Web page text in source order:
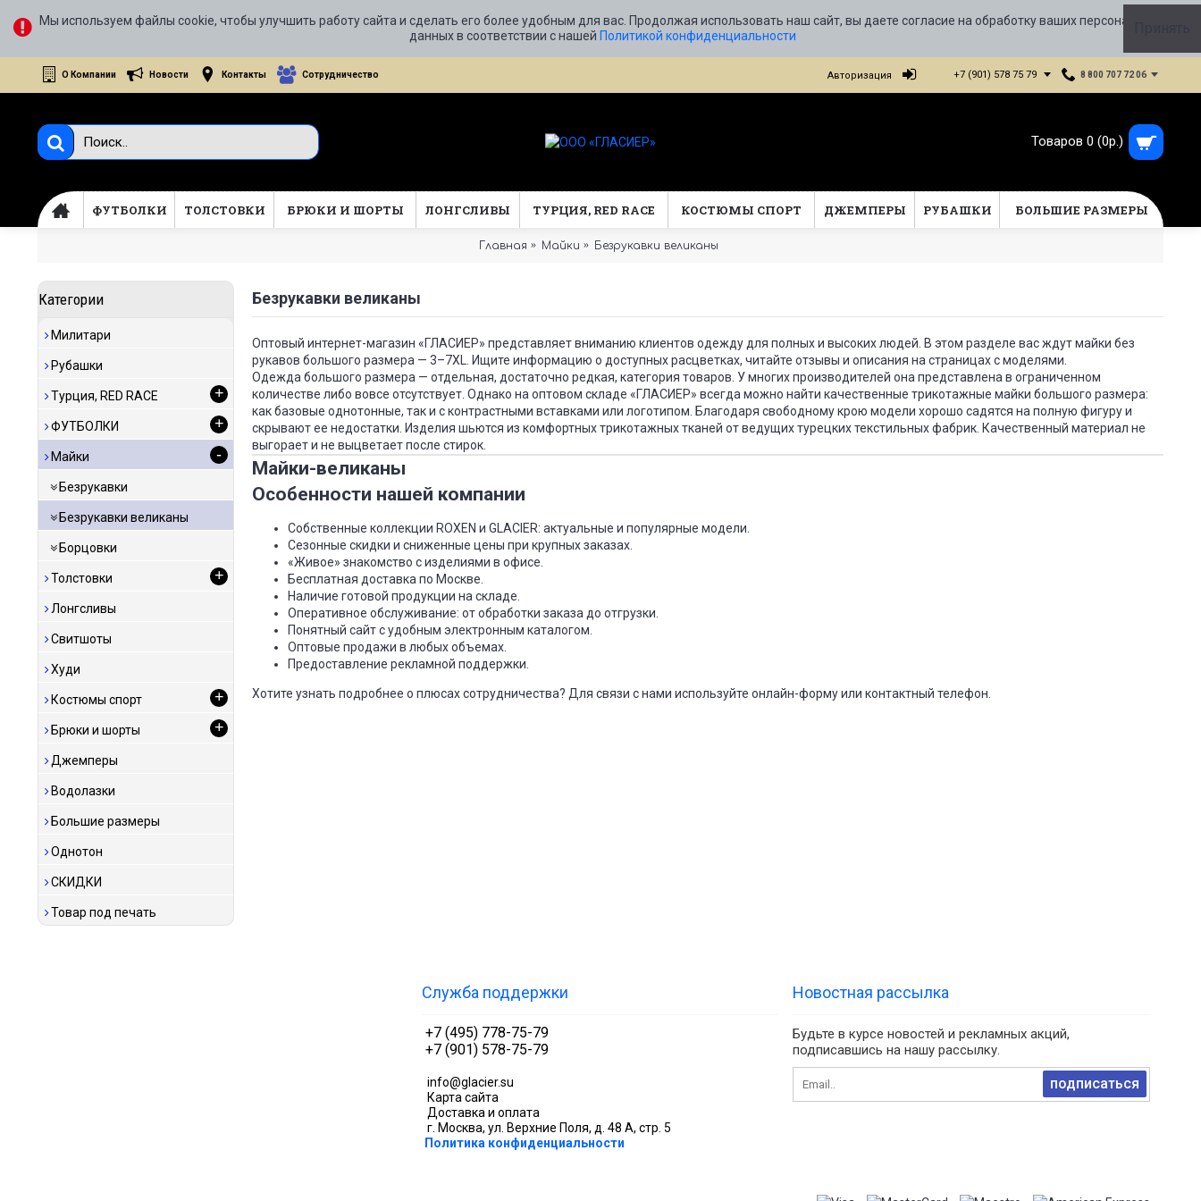
Мы используем файлы cookie, чтобы улучшить работу сайта и сделать его более удобным для вас. Продолжая использовать наш сайт, вы даете согласие на обработку ваших персональных
данных в соответствии с нашей Политикой конфиденциальности
О Компании Новости Контакты Сотрудничество Авторизация +7 (901) 578 75 79 8 800 707 72 06
Товаров 0 (0р.)
ФУТБОЛКИ ТОЛСТОВКИ БРЮКИ И ШОРТЫ ЛОНГСЛИВЫ ТУРЦИЯ, RED RACE КОСТЮМЫ СПОРТ ДЖЕМПЕРЫ РУБАШКИ БОЛЬШИЕ РАЗМЕРЫ
Главная Майки Безрукавки великаны
Категории
Милитари
Рубашки
Турция, RED RACE +
ФУТБОЛКИ +
Майки -
Безрукавки
Безрукавки великаны
Борцовки
Толстовки +
Лонгсливы
Свитшоты
Худи
Костюмы спорт +
Брюки и шорты +
Джемперы
Водолазки
Большие размеры
Однотон
СКИДКИ
Товар под печать
Безрукавки великаны
Оптовый интернет-магазин «ГЛАСИЕР» представляет вниманию клиентов одежду для полных и высоких людей. В этом разделе вас ждут майки без
рукавов большого размера — 3–7XL. Ищите информацию о доступных расцветках, читайте отзывы и описания на страницах с моделями.
Одежда большого размера — отдельная, достаточно редкая, категория товаров. У многих производителей она представлена в ограниченном
количестве либо вовсе отсутствует. Однако на оптовом складе «ГЛАСИЕР» всегда можно найти качественные трикотажные майки большого размера:
как базовые однотонные, так и с контрастными вставками или логотипом. Благодаря свободному крою модели хорошо садятся на полную фигуру и
скрывают ее недостатки. Изделия шьются из комфортных трикотажных тканей от ведущих турецких текстильных фабрик. Качественный материал не
выгорает и не выцветает после стирок.
Майки-великаны
Особенности нашей компании
Собственные коллекции ROXEN и GLACIER: актуальные и популярные модели.
Сезонные скидки и сниженные цены при крупных заказах.
«Живое» знакомство с изделиями в офисе.
Бесплатная доставка по Москве.
Наличие готовой продукции на складе.
Оперативное обслуживание: от обработки заказа до отгрузки.
Понятный сайт с удобным электронным каталогом.
Оптовые продажи в любых объемах.
Предоставление рекламной поддержки.
Хотите узнать подробнее о плюсах сотрудничества? Для связи с нами используйте онлайн-форму или контактный телефон.
Cлужба поддержки
+7 (495) 778-75-79
+7 (901) 578-75-79
info@glacier.su
Карта сайта
Доставка и оплата
г. Москва, ул. Верхние Поля, д. 48 А, стр. 5
Политика конфиденциальности
Новостная рассылка
Будьте в курсе новостей и рекламных акций,
подписавшись на нашу рассылку.
подписаться